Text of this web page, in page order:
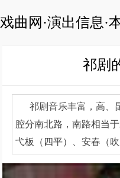
戏曲网·演出信息·
祁剧
祁剧音乐丰富，高、
腔分南北路，南路相当
弋板（四平）、安春（吹